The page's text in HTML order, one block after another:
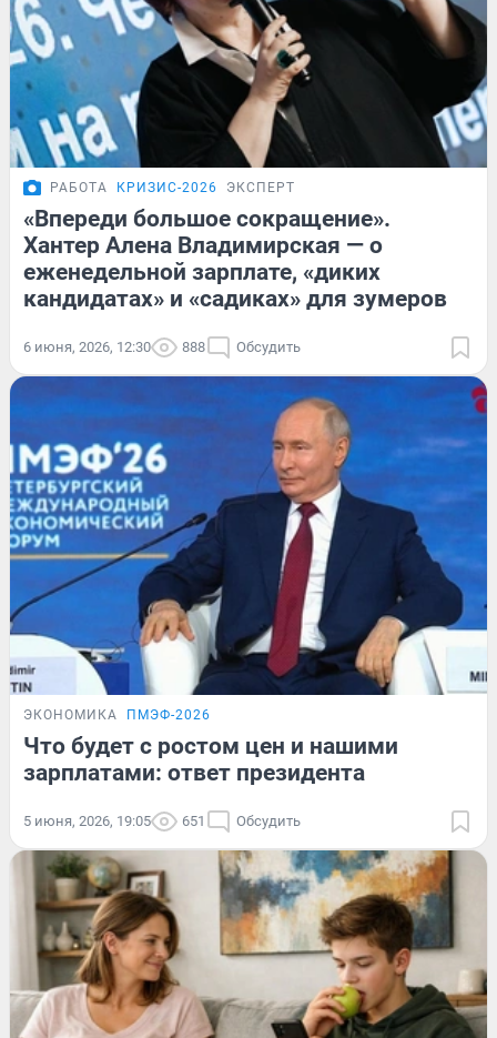
РАБОТА КРИЗИС-2026 ЭКСПЕРТ
«Впереди большое сокращение».
Хантер Алена Владимирская — о
еженедельной зарплате, «диких
кандидатах» и «садиках» для зумеров
6 июня, 2026, 12:30 888 Обсудить
ЭКОНОМИКА ПМЭФ-2026
Что будет с ростом цен и нашими
зарплатами: ответ президента
5 июня, 2026, 19:05 651 Обсудить